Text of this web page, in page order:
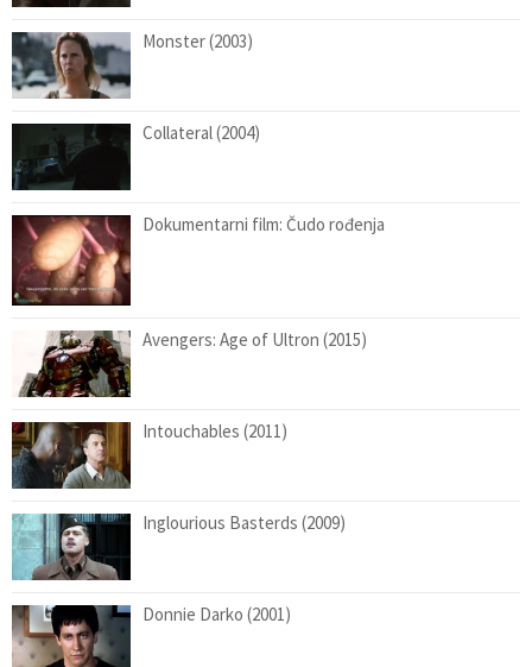
Monster (2003)
Collateral (2004)
Dokumentarni film: Čudo rođenja
Avengers: Age of Ultron (2015)
Intouchables (2011)
Inglourious Basterds (2009)
Donnie Darko (2001)